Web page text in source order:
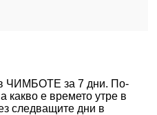
в ЧИМБОТЕ за 7 дни. По-
какво е времето утре в
следващите дни в